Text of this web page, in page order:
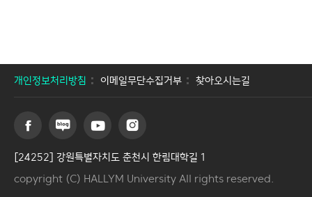
개인정보처리방침 이메일무단수집거부 찾아오시는길
[24252] 강원특별자치도 춘천시 한림대학길 1
copyright (C) HALLYM University All rights reserved.